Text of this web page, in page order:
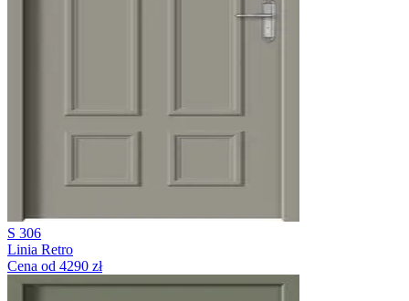
S 306
Linia Retro
Cena od 4290 zł